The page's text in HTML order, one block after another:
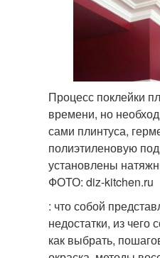
Процесс поклейки
времени, но
сами плинтуса,
полиэтиленовую
установлены
ФОТО: diz-kitchen.ru
: что собой
недостатки, из чего
как выбрать,